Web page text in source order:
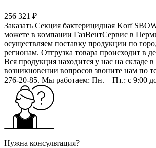
256 321 ₽
Заказать Секция бактерицидная Korf
можете в компании ГазВентСервис в
осуществляем поставку продукции по
регионам. Отгрузка товара происходит в
Вся продукция находится у нас на складе
возникновении вопросов звоните нам по
276-20-85. Мы работаем: Пн. – Пт.: с 9:00
Нужна консультация?